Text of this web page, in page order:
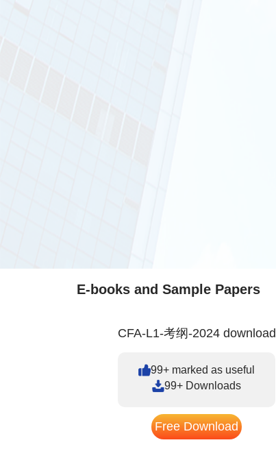
E-books and Sample Papers
CFA-L1-考纲-2024 download
99+ marked as useful
99+ Downloads
Free Download